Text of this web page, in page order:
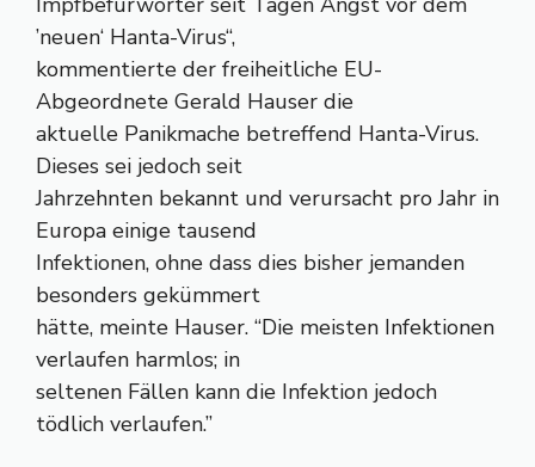
’neuen‘ Hanta-Virus“,
kommentierte der freiheitliche EU-
Abgeordnete Gerald Hauser die
aktuelle Panikmache betreffend Hanta-Virus.
Dieses sei jedoch seit
Jahrzehnten bekannt und verursacht pro Jahr in
Europa einige tausend
Infektionen, ohne dass dies bisher jemanden
besonders gekümmert
hätte, meinte Hauser. “Die meisten Infektionen
verlaufen harmlos; in
seltenen Fällen kann die Infektion jedoch
tödlich verlaufen.”